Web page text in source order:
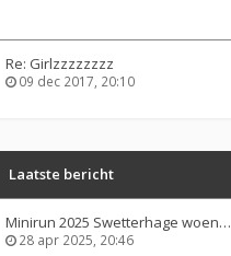
Re: Girlzzzzzzzz
09 dec 2017, 20:10
Laatste bericht
Minirun 2025 Swetterhage woen…
28 apr 2025, 20:46